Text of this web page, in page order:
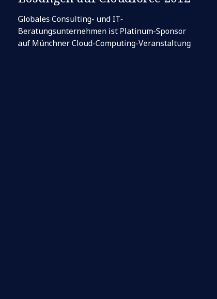
Globales Consulting- und IT-
Beratungsunternehmen ist Platinum-Sponsor
auf Münchner Cloud-Computing-Veranstaltung